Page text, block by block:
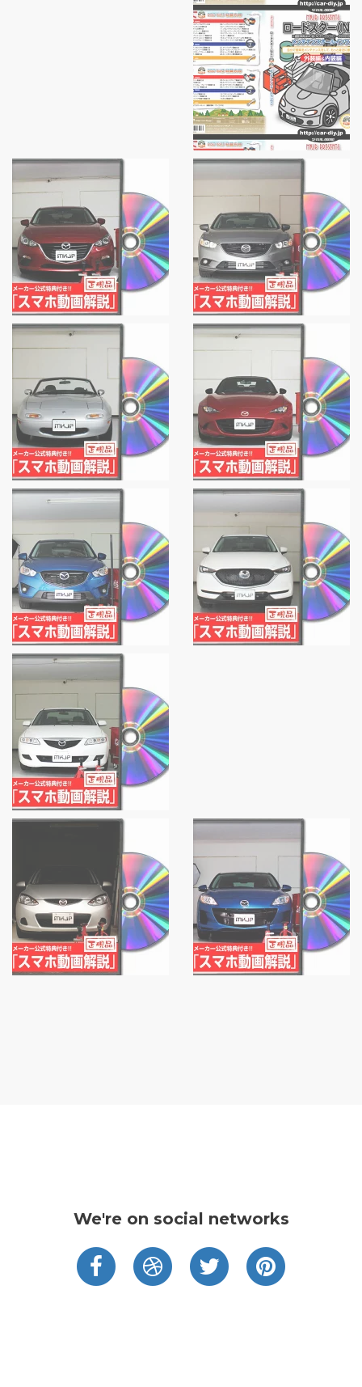
We're on social networks